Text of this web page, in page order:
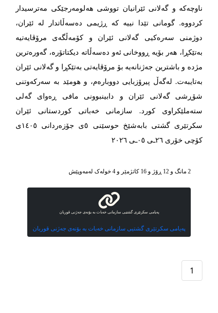
ناوچەکە و گەلانی ئێرانیان تووشی هەلومەرجێکی مەترسیدار
کردووە. گومانی تێدا نییە کە ڕژیمی دەسەڵاتدار لە ئێران،
دوژمنی سەرەکیی گەلانی ئێران و کۆمەڵگەی مرۆڤایەتیە
بەتێکڕا، هەر بۆیە ڕووخانی ئەو دەسەڵاتە دیکتاتۆرە، گەورەترین
مژدە و باشترین جەژنانەیە بۆ مرۆڤایەتی بەتێکڕا و گەلانی ئێران
بەتایبەت. لەگەڵ پیرۆزبایی دووبارەم، و هومێد بە سەرکەوتنی
شۆڕشی گەلانی ئێران و دابینبوونی مافی ڕەوای گەلی
ستەملێکراوی کورد. سازمانی خەباتی کوردستانی ئێران
سکرتێری گشتی بابەشێخ حوسێنی ٥ی جۆزەردانی ١٤٠٥ی
کۆچی خۆری ٢٦ـی ٠٥ـی ٢٠٢٦
2 مانگ و 12 ڕۆژ و 16 کاتژمێر و 4 خوله‌ک له‌مه‌وپێش‌
پەیامی سکرتێری گشتیی سازمانی خەبات بە بۆنەی جەژنی قوربان
پەیامی سکرتێری گشتیی سازمانی خەبات بە بۆنەی جەژنی قوربان
1